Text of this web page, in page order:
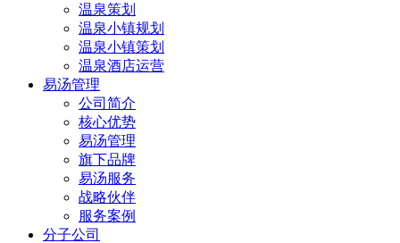
温泉策划
温泉小镇规划
温泉小镇策划
温泉酒店运营
易汤管理
公司简介
核心优势
易汤管理
旗下品牌
易汤服务
战略伙伴
服务案例
分子公司